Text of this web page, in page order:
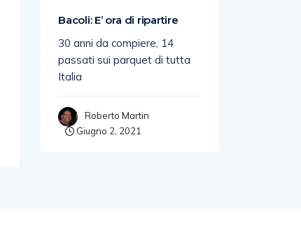
Bacoli: E’ ora di ripartire
30 anni da compiere, 14
passati sui parquet di tutta
Italia
Roberto Martin
Giugno 2, 2021